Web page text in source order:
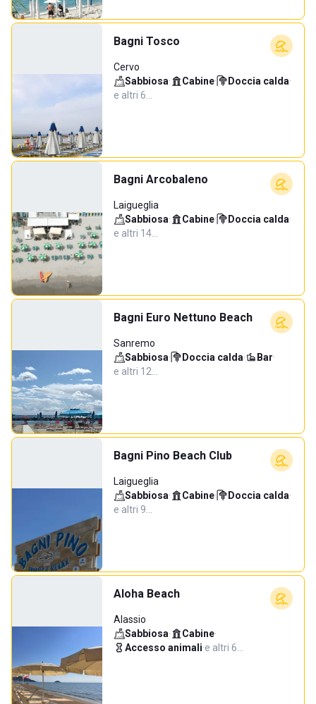
Bagni Tosco
Cervo
Sabbiosa· Cabine· Doccia calda·
e altri 6…
Bagni Arcobaleno
Laigueglia
Sabbiosa· Cabine· Doccia calda·
e altri 14…
Bagni Euro Nettuno Beach
Sanremo
Sabbiosa· Doccia calda· Bar·
e altri 12…
Bagni Pino Beach Club
Laigueglia
Sabbiosa· Cabine· Doccia calda·
e altri 9…
Aloha Beach
Alassio
Sabbiosa· Cabine·
Accesso animali·e altri 6…